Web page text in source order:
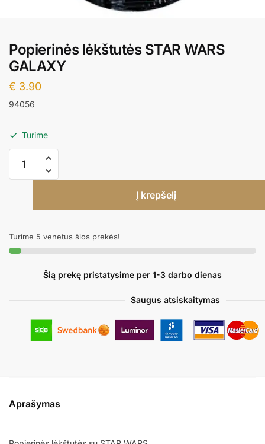
Popierinės lėkštutės STAR WARS
GALAXY
€ 3.90
94056
Turime
kiekis:
Popierinės
GALAXY
Į krepšelį
Turime 5 venetus šios prekės!
Šią prekę pristatysime per 1-3 darbo dienas
Saugus atsiskaitymas
Aprašymas